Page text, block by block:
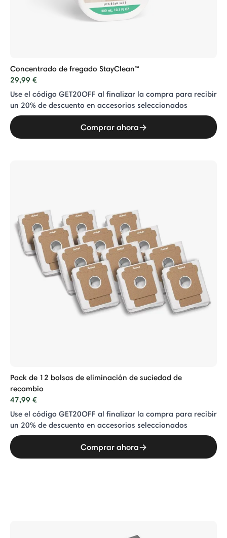
Concentrado de fregado StayClean™
29,99 €
Use el código GET20OFF al finalizar la compra para recibir
un 20% de descuento en accesorios seleccionados
Comprar ahora
Pack de 12 bolsas de eliminación de suciedad de
recambio
47,99 €
Use el código GET20OFF al finalizar la compra para recibir
un 20% de descuento en accesorios seleccionados
Comprar ahora